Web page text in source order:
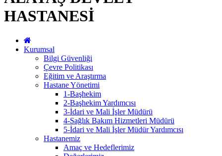
HASTANESİ
Kurumsal
Bilgi Güvenliği
Çevre Politikası
Eğitim ve Araştırma
Hastane Yönetimi
1-Başhekim
2-Başhekim Yardımcısı
3-İdari ve Mali İşler Müdürü
4-Sağlık Bakım Hizmetleri Müdürü
5-İdari ve Mali İşler Müdür Yardımcısı
Hastanemiz
Amaç ve Hedeflerimiz